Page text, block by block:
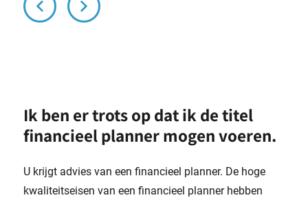
Ik ben er trots op dat ik de titel
financieel planner mogen voeren.
U krijgt advies van een financieel planner. De hoge
kwaliteitseisen van een financieel planner hebben